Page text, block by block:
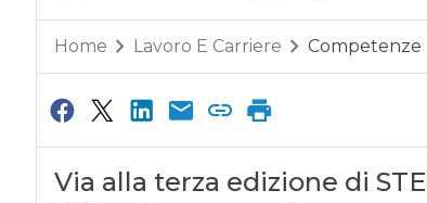
Home Lavoro E Carriere Competenze
Via alla terza edizione di